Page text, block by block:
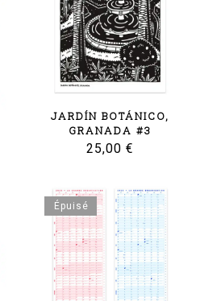
JARDÍN BOTÁNICO,
GRANADA #3
25,00 €
Épuisé